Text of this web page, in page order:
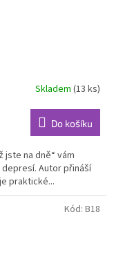
Skladem(13 ks)
Do košíku
na dně“ vám
Autor přináší
praktické...
Kód: B18